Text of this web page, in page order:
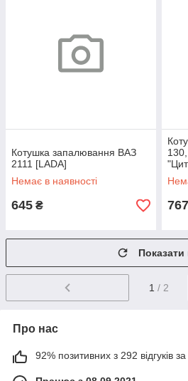
Котушка запалювання ВАЗ
2111 [LADA]
Немає в наявності
645 ₴ 767
1 / 2
Про нас
92% позитивних з 292 відгуків за